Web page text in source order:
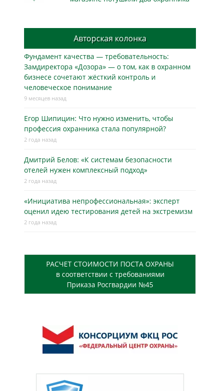
Авторская колонка
Фундамент качества — требовательность:
Замдиректора «Дозора» — о том, как в охранном
бизнесe сочетают жёсткий контроль и
человеческое понимание
9 месяцев назад
Егор Шипицин: Что нужно изменить, чтобы
профессия охранника стала популярной?
2 года назад
Дмитрий Белов: «К системам безопасности
отелей нужен комплексный подход»
2 года назад
«Инициатива непрофессиональная»: эксперт
оценил идею тестирования детей на экстремизм
2 года назад
РАСЧЕТ СТОИМОСТИ ПОСТА ОХРАНЫ
в соответствии с требованиями
Приказа Росгвардии №45